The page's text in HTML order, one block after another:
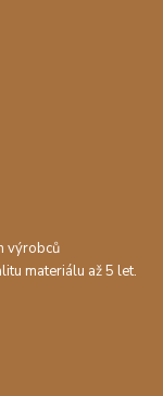
výrobců
materiálu až 5 let.